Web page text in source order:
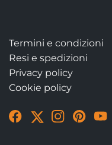
Termini e condizioni
Resi e spedizioni
Privacy policy
Cookie policy
Visit
Visit
Visit
Visit